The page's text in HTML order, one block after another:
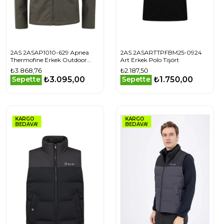
2AS 2ASAP1010-629 Apnea
Thermofine Erkek Outdoor
Ceket
₺3.868,76
Sepette ₺3.095,00
2AS 2ASARTTPFBM25-0924
Art Erkek Polo Tişört
₺2.187,50
Sepette ₺1.750,00
KARGO
BEDAVA!
KARGO
BEDAVA!